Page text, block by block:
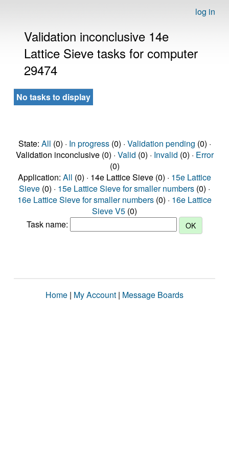
log in
Validation inconclusive 14e
Lattice Sieve tasks for computer
29474
No tasks to display
State: All (0) · In progress(0) · Validation pending (0) ·
Validation inconclusive (0) · Valid (0) · Invalid (0) · Error
(0)
Application: All (0) · 14e Lattice Sieve (0) · 15e Lattice
Sieve (0) · 15e Lattice Sieve for smaller numbers (0) ·
16e Lattice Sieve for smaller numbers (0) · 16e Lattice
Sieve V5 (0)
Task name:
Home | My Account | Message Boards